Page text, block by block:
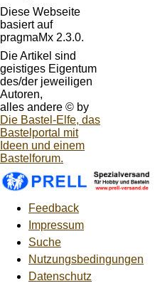
Diese Webseite
basiert auf
pragmaMx 2.3.0.
Die Artikel sind
geistiges Eigentum
des/der jeweiligen
Autoren,
alles andere © by
Die Bastel-Elfe, das
Bastelportal mit
Ideen und einem
Bastelforum.
Feedback
Impressum
Suche
Nutzungsbedingungen
Datenschutz